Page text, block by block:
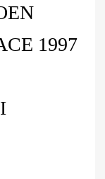
1997